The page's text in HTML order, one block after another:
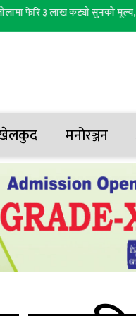
३ लाख कट्यो सुनको मूल्य, कतिमा
मनोरञ्जन